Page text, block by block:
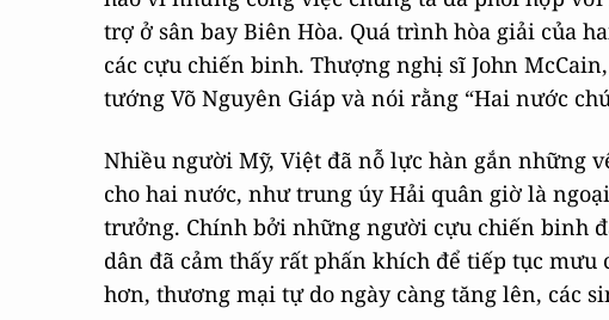
trợ ở sân bay Biên Hòa. Quá trình hòa giải của
các cựu chiến binh. Thượng nghị sĩ John
tướng Võ Nguyên Giáp và nói rằng “Hai nước
Nhiều người Mỹ, Việt đã nỗ lực hàn gắn những
cho hai nước, như trung úy Hải quân giờ là
trưởng. Chính bởi những người cựu chiến binh
dân đã cảm thấy rất phấn khích để tiếp tục
hơn, thương mại tự do ngày càng tăng lên, các